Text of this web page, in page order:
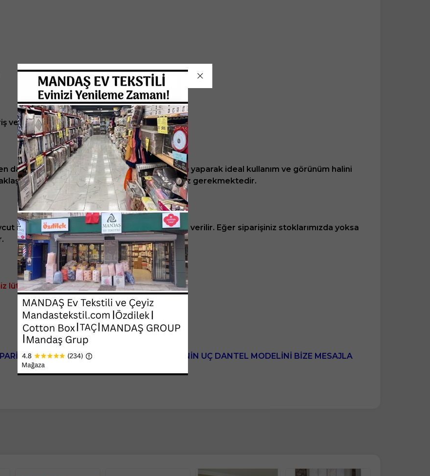
verdiğiniz ölçüdeki perde gönderilecektir.
dalgalı bir büzgü ile %15-20 arasında toplama yaparak ideal kullanım ve görünüm halini
%25 daha geniş bir ölçüde alım yapmanız gerekmektedir.
ise siparişiniz 1-2 iş günü içerisinde kargoya verilir. Eğer siparişiniz stoklarımızda yoksa
bize mesaj yoluyla ulaşınız.
VERDİKTEN SONRA İSTEDİĞİNİZ PERDENİN UÇ DANTEL MODELİNİ BİZE MESAJLA